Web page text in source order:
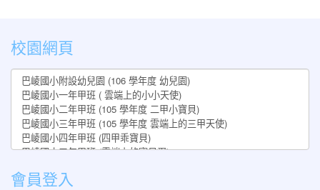
校園網頁
會員登入